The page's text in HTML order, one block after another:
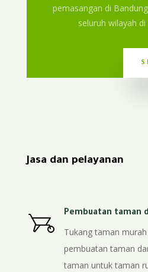
pemasangan di
seluruh wilayah
Jasa dan pelayanan
Pembuatan taman
Tukang taman
pembuatan taman
taman untuk taman